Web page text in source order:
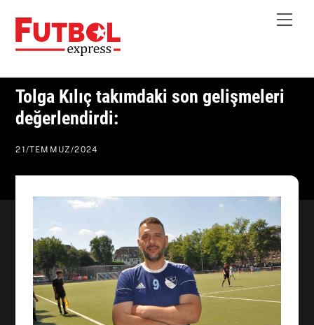
content
Tolga Kılıç takımdaki son gelişmeleri
değerlendirdi:
21 /TEMMUZ/2024